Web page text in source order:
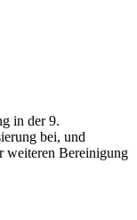
in der 9.
bei, und
weiteren Bereinigung